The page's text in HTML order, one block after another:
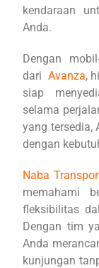
kendaraan
Anda.
Dengan
dari Avanza,
siap
selama
yang tersedia,
dengan
Naba
memahami
fleksibilitas
Dengan tim
Anda
kunjungan